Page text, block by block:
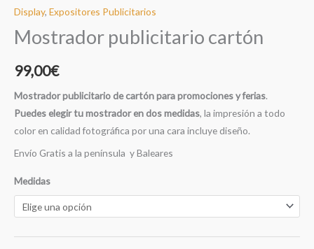
Display, Expositores Publicitarios
Mostrador publicitario cartón
99,00€
Mostrador publicitario de cartón para promociones y ferias.
Puedes elegir tu mostrador en dos medidas, la impresión a todo
color en calidad fotográfica por una cara incluye diseño.
Envío Gratis a la península y Baleares
Medidas